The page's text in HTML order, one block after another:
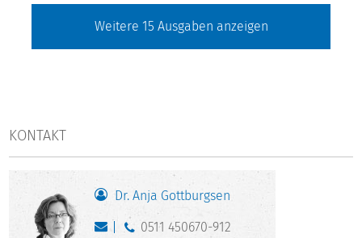
Weitere 15 Ausgaben anzeigen
KONTAKT
Dr. Anja Gottburgsen
0511 450670-912